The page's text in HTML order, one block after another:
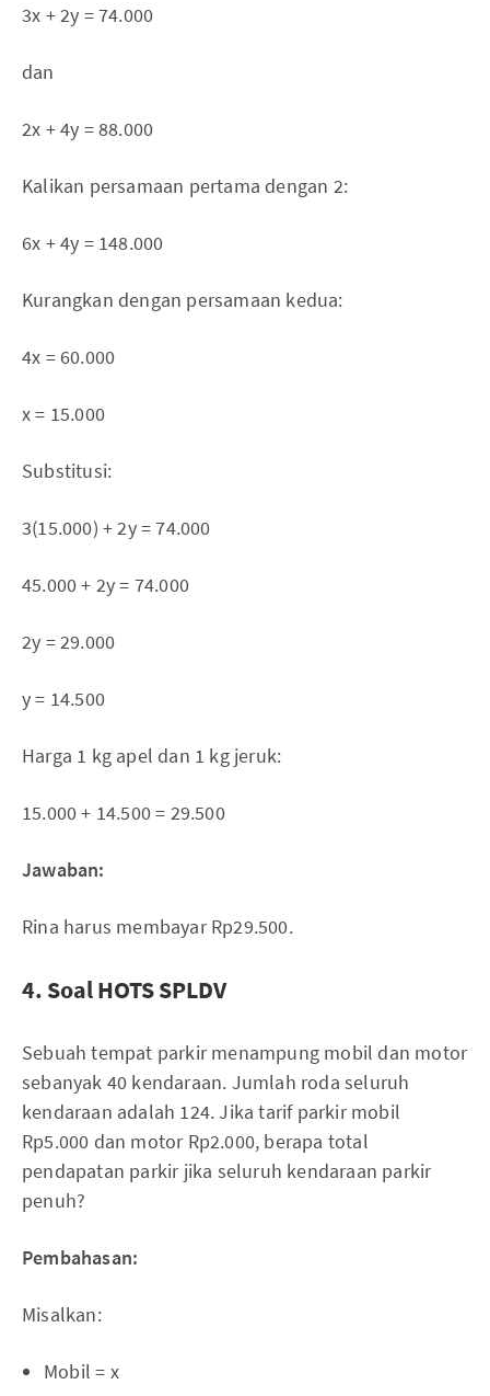
3x + 2y = 74.000
dan
2x + 4y = 88.000
Kalikan persamaan pertama dengan 2:
6x + 4y = 148.000
Kurangkan dengan persamaan kedua:
4x = 60.000
x = 15.000
Substitusi:
3(15.000) + 2y = 74.000
45.000 + 2y = 74.000
2y = 29.000
y = 14.500
Harga 1 kg apel dan 1 kg jeruk:
15.000 + 14.500 = 29.500
Jawaban:
Rina harus membayar Rp29.500.
4. Soal HOTS SPLDV
Sebuah tempat parkir menampung mobil dan motor
sebanyak 40 kendaraan. Jumlah roda seluruh
kendaraan adalah 124. Jika tarif parkir mobil
Rp5.000 dan motor Rp2.000, berapa total
pendapatan parkir jika seluruh kendaraan parkir
penuh?
Pembahasan:
Misalkan:
Mobil = x